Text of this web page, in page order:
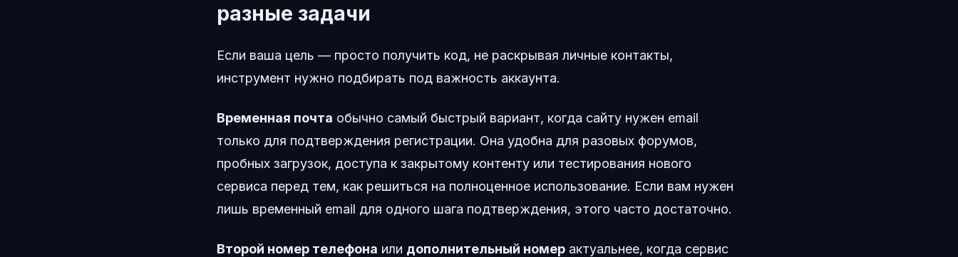
разные задачи
Если ваша цель — просто получить код, не раскрывая личные контакты,
инструмент нужно подбирать под важность аккаунта.
Временная почта обычно самый быстрый вариант, когда сайту нужен email
только для подтверждения регистрации. Она удобна для разовых форумов,
пробных загрузок, доступа к закрытому контенту или тестирования нового
сервиса перед тем, как решиться на полноценное использование. Если вам нужен
лишь временный email для одного шага подтверждения, этого часто достаточно.
Второй номер телефона или дополнительный номер актуальнее, когда сервис